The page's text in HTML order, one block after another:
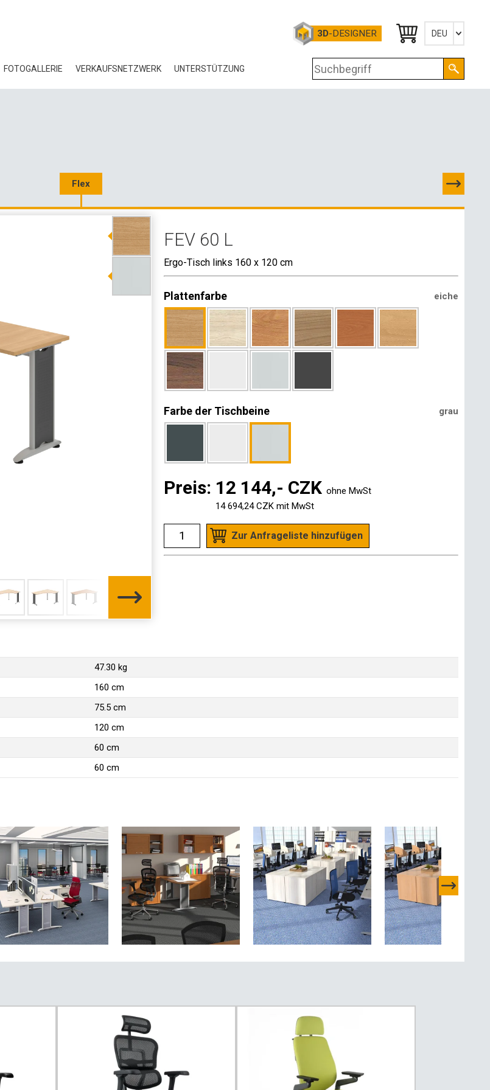
3D-DESIGNER DEU
English
FOTOGALLERIE VERKAUFSNETZWERK UNTERSTÜTZUNG
BLOG
3D-DATEN
GROSSHANDELSKONTAKTE
Flex
FEV 60 L
Ergo-Tisch links 160 x 120 cm
Plattenfarbe eiche
Farbe der Tischbeine grau
Preis: 12 144,- CZK ohne MwSt
14 694,24 CZK mit MwSt
Zur Anfrageliste hinzufügen
47.30 kg
160 cm
75.5 cm
120 cm
60 cm
60 cm